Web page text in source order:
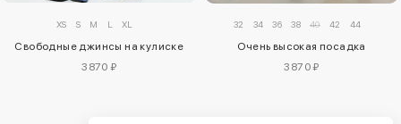
XS S M L XL
Свободные джинсы на кулиске
3870 ₽
32 34 36 38 40 42 44
Очень высокая посадка
3870 ₽